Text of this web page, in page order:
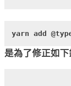
yarn add
是為了修正如